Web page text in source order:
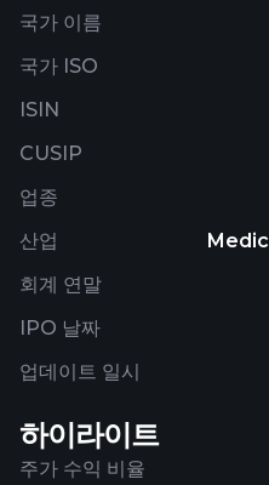
and is based in
Harmony Enterprises
국가 이름
국가 ISO
ISIN
CUSIP
업종
산업
회계 연말
IPO 날짜
업데이트 일시
하이라이트
주가 수익 비율